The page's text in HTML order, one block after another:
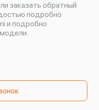
заказать обратный
подробно
и подробно